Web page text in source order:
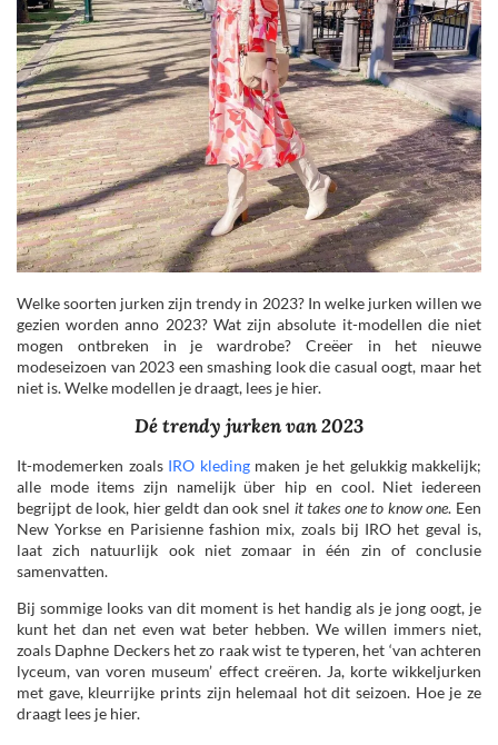
Welke soorten jurken zijn trendy in 2023? In welke jurken willen we
gezien worden anno 2023? Wat zijn absolute it-modellen die niet
mogen ontbreken in je wardrobe? Creëer in het nieuwe
modeseizoen van 2023 een smashing look die casual oogt, maar het
niet is. Welke modellen je draagt, lees je hier.
Dé trendy jurken van 2023
It-modemerken zoals IRO kledingmaken je het gelukkig makkelijk;
alle mode items zijn namelijk über hip en cool. Niet iedereen
begrijpt de look, hier geldt dan ook snel it takes one to know one. Een
New Yorkse en Parisienne fashion mix, zoals bij IRO het geval is,
laat zich natuurlijk ook niet zomaar in één zin of conclusie
samenvatten.
Bij sommige looks van dit moment is het handig als je jong oogt, je
kunt het dan net even wat beter hebben. We willen immers niet,
zoals Daphne Deckers het zo raak wist te typeren, het ‘van achteren
lyceum, van voren museum’ effect creëren. Ja, korte wikkeljurken
met gave, kleurrijke prints zijn helemaal hot dit seizoen. Hoe je ze
draagt lees je hier.